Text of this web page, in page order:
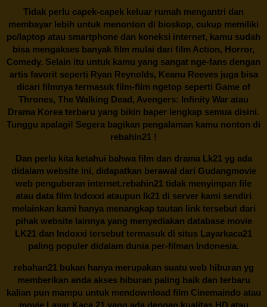
Tidak perlu capek-capek keluar rumah mengantri dan
membayar lebih untuk menonton di bioskop, cukup memiliki
pc/laptop atau smartphone dan koneksi internet, kamu sudah
bisa mengakses banyak film mulai dari film Action, Horror,
Comedy. Selain itu untuk kamu yang sangat nge-fans dengan
artis favorit seperti Ryan Reynolds, Keanu Reeves juga bisa
dicari filmnya termasuk film-film ngetop seperti Game of
Thrones, The Walking Dead, Avengers: Infinity War atau
Drama Korea terbaru yang bikin baper lengkap semua disini.
Tunggu apalagi! Segera bagikan pengalaman kamu nonton di
rebahin21 !
Dan perlu kita ketahui bahwa film dan dramaLk21yg ada
didalam website ini, didapatkan berawal dari Gudangmovie
web penguberan internet.rebahin21 tidak menyimpan file
atau data film Indoxxi ataupun lk21 di server kami sendiri
melainkan kami hanya menangkap tautan link tersebut dari
pihak website lainnya yang menyediakan database movie
LK21 dan Indoxxi tersebut termasuk di situs Layarkaca21
paling populer didalam dunia per-filman Indonesia.
rebahan21bukan hanya merupakan suatu web hiburan yg
memberikan anda akses hiburan paling baik dan terbaru
kalian pun mampu untuk mendownload film Cinemaindo atau
movie Layar Kaca 21 yang ada dengan kualitas HD atau